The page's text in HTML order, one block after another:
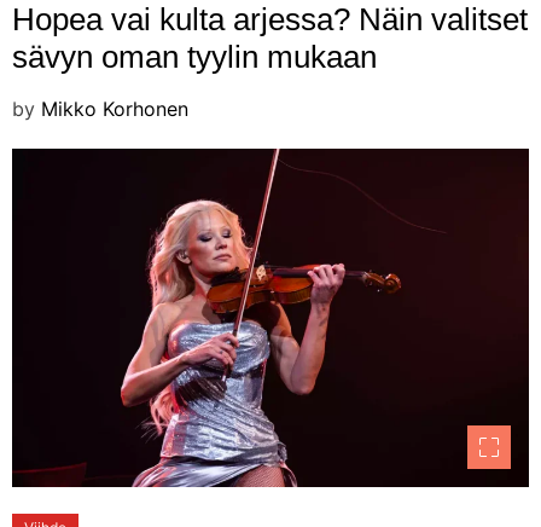
Hopea vai kulta arjessa? Näin valitset
sävyn oman tyylin mukaan
by Mikko Korhonen